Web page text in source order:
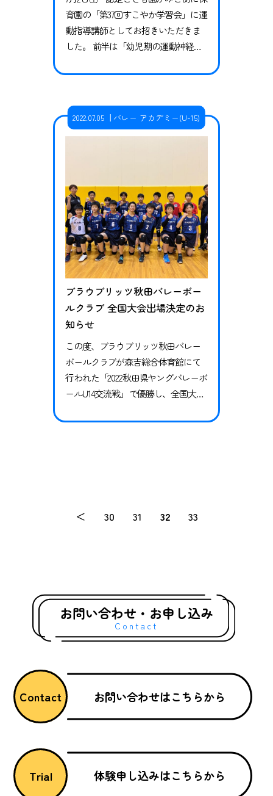
育園の「第37回すこやか学習会」に運
動指導講師としてお招きいただきま
した。 前半は「幼児期の運動神経の
い、後半は子ども達と一緒に体を動
も高かったので、子ども達はたくさ
ん汗を流して体を動かしていまし
ました…
2022.07.05 バレー アカデミー(U-15)
ブラウブリッツ秋田バレーボー
ルクラブ 全国大会出場決定のお
知らせ
この度、ブラウブリッツ秋田バレー
ボールクラブが森吉総合体育館にて
行われた「2022秋田県ヤングバレーボ
ールU14交流戦」で優勝し、全国大会
で、お知らせいたします。 2022秋田
＜ 30 31 32 33
お問い合わせ・お申し込み
Contact
Contact お問い合わせはこちらから
Trial 体験申し込みはこちらから